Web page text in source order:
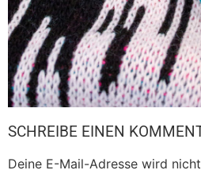
SCHREIBE EINEN
Deine E-Mail-Adresse wird